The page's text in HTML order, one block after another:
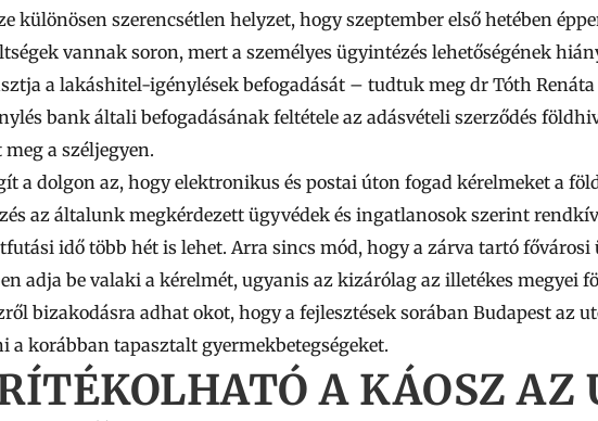
különösen szerencsétlen helyzet, hogy szeptember első hetében
vannak soron, mert a személyes ügyintézés lehetőségének
a lakáshitel-igénylések befogadását – tudtuk meg dr Tóth
bank általi befogadásának feltétele az adásvételi szerződés
a széljegyen.
a dolgon az, hogy elektronikus és postai úton fogad kérelmeket a
az általunk megkérdezett ügyvédek és ingatlanosok szerint
idő több hét is lehet. Arra sincs mód, hogy a zárva tartó
adja be valaki a kérelmét, ugyanis az kizárólag az illetékes megyei
bizakodásra adhat okot, hogy a fejlesztések sorában Budapest az
a korábban tapasztalt gyermekbetegségeket.
A KÁOSZ AZ